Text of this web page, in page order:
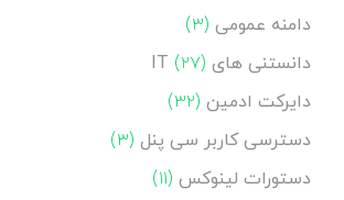
دامنه عمومی (۳)
دانستنی های IT (۲۷)
دایرکت ادمین (۳۲)
دسترسی کاربر سی پنل (۳)
دستورات لینوکس (۱۱)